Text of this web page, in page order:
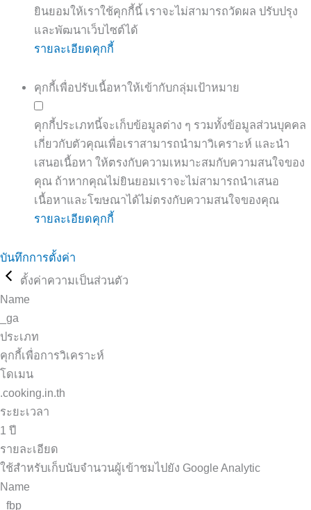
ยินยอมให้เราใช้คุกกี้นี้ เราจะไม่สามารถวัดผล ปรับปรุง
และพัฒนาเว็บไซต์ได้
รายละเอียดคุกกี้
คุกกี้เพื่อปรับเนื้อหาให้เข้ากับกลุ่มเป้าหมาย
คุกกี้ประเภทนี้จะเก็บข้อมูลต่าง ๆ รวมทั้งข้อมูลส่วนบุคคล
เกี่ยวกับตัวคุณเพื่อเราสามารถนำมาวิเคราะห์ และนำ
เสนอเนื้อหา ให้ตรงกับความเหมาะสมกับความสนใจของ
คุณ ถ้าหากคุณไม่ยินยอมเราจะไม่สามารถนำเสนอ
เนื้อหาและโฆษณาได้ไม่ตรงกับความสนใจของคุณ
รายละเอียดคุกกี้
บันทึกการตั้งค่า
ตั้งค่าความเป็นส่วนตัว
Name
_ga
ประเภท
คุกกี้เพื่อการวิเคราะห์
โดเมน
.cooking.in.th
ระยะเวลา
1 ปี
รายละเอียด
ใช้สำหรับเก็บนับจำนวนผู้เข้าชมไปยัง Google Analytic
Name
_fbp